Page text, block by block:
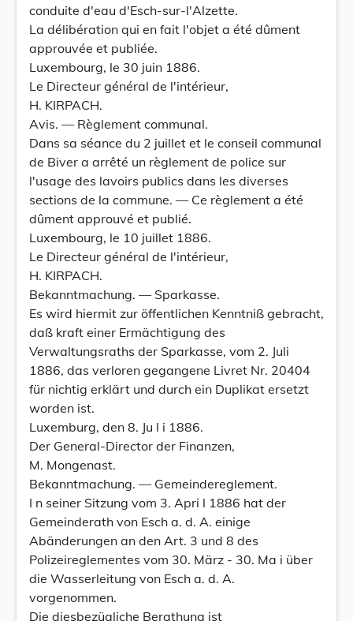
conduite d'eau d'Esch-sur-l'Alzette.
La délibération qui en fait l'objet a été dûment
approuvée et publiée.
Luxembourg, le 30 juin 1886.
Le Directeur général de l'intérieur,
H. KIRPACH.
Avis. — Règlement communal.
Dans sa séance du 2 juillet et le conseil communal
de Biver a arrêté un règlement de police sur
l'usage des lavoirs publics dans les diverses
sections de la commune. — Ce règlement a été
dûment approuvé et publié.
Luxembourg, le 10 juillet 1886.
Le Directeur général de l'intérieur,
H. KIRPACH.
Bekanntmachung. — Sparkasse.
Es wird hiermit zur öffentlichen Kenntniß gebracht,
daß kraft einer Ermächtigung des
Verwaltungsraths der Sparkasse, vom 2. Juli
1886, das verloren gegangene Livret Nr. 20404
für nichtig erklärt und durch ein Duplikat ersetzt
worden ist.
Luxemburg, den 8. Ju l i 1886.
Der General-Director der Finanzen,
M. Mongenast.
Bekanntmachung. — Gemeindereglement.
I n seiner Sitzung vom 3. Apri l 1886 hat der
Gemeinderath von Esch a. d. A. einige
Abänderungen an den Art. 3 und 8 des
Polizeireglementes vom 30. März - 30. Ma i über
die Wasserleitung von Esch a. d. A.
vorgenommen.
Die diesbezügliche Berathung ist